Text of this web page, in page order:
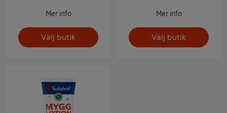
Mer info
Välj butik
Mer info
Välj butik